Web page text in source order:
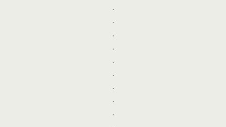
.
.
.
.
.
.
.
.
.